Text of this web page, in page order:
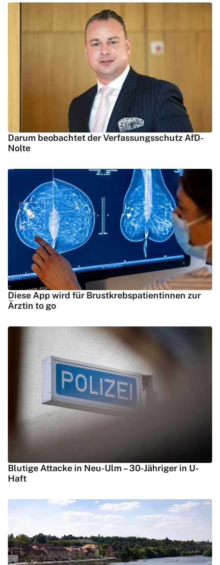
Darum beobachtet der Verfassungsschutz AfD-
Nolte
Diese App wird für Brustkrebspatientinnen zur
Ärztin to go
Blutige Attacke in Neu-Ulm – 30-Jähriger in U-
Haft